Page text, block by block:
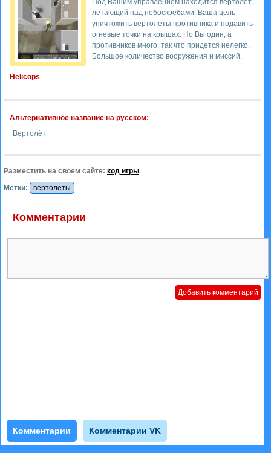
Helicops
Под Вашим управлением находится вертолет,
летающий над небоскребами. Ваша цель -
уничтожить вертолеты противника и подавить
огневые точки на крышах. Но Вы один, а
противников много, так что придется нелегко.
Большое количество вооружения и миссий.
Альтернативное название на русском:
Вертолёт
Разместить на своем сайте: код игры
Метки:
вертолеты
Комментарии
Комментарии Комментарии VK